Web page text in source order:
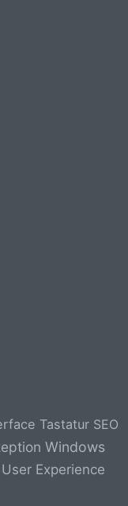
Tastatur SEO
Windows
User Experience